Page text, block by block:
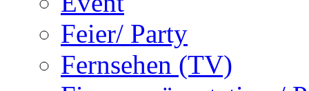
Feier/ Party
Fernsehen (TV)